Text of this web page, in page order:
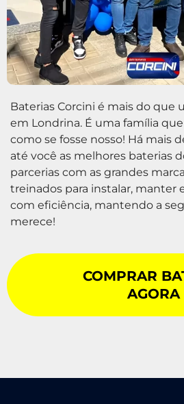
Baterias Corcini é mais do que
em Londrina. É uma família
como se fosse nosso! Há mais
até você as melhores baterias
parcerias com as grandes
treinados para instalar, manter
com eficiência, mantendo a
merece!
COMPRAR
AGORA